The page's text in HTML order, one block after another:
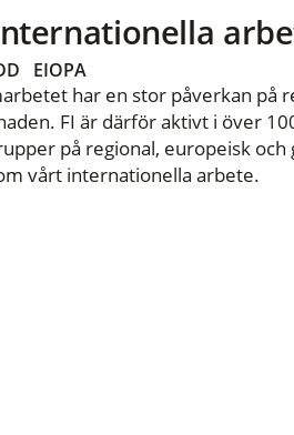
EIOPA
har en stor påverkan på
FI är därför aktivt i över
på regional, europeisk och
vårt internationella arbete.